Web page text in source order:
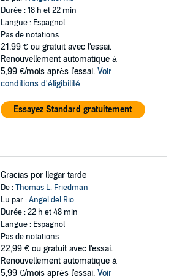
Durée : 18 h et 22 min
Langue : Espagnol
Pas de notations
21,99 € ou gratuit avec l'essai.
Renouvellement automatique à
5,99 €/mois après l'essai. Voir
conditions d'éligibilité
Essayez Standard gratuitement
Gracias por llegar tarde
De :Thomas L. Friedman
Lu par :Angel del Rio
Durée : 22 h et 48 min
Langue : Espagnol
Pas de notations
22,99 € ou gratuit avec l'essai.
Renouvellement automatique à
5,99 €/mois après l'essai. Voir